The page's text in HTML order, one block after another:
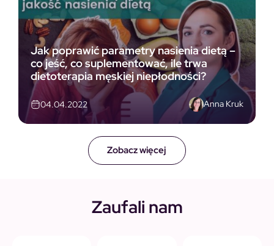
Zobacz więcej
Jak poprawić parametry nasienia dietą –
co jeść, co suplementować, ile trwa
dietoterapia męskiej niepłodności?
04.04.2022 Anna Kruk
Zaufali nam